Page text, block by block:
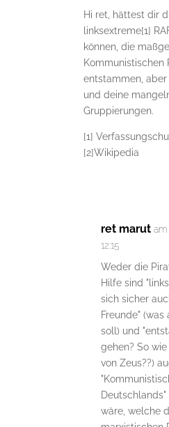
Hi ret, hättest dir
linksextreme[1]
können, die
Kommunistischen
entstammen,
und deine
Gruppierungen.
[1]
[2]Wikipedia
ret marut am
12:15
Weder die
Hilfe sind
sich sicher
Freunde"
soll) und
gehen? So
von Zeus??)
wäre, welche